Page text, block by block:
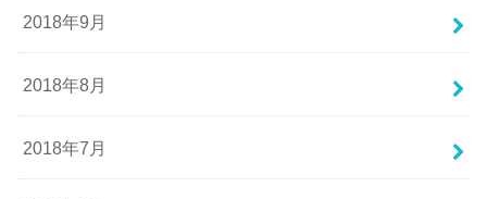
2018年9月
2018年8月
2018年7月